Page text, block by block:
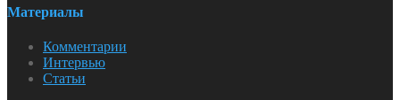
Материалы
Комментарии
Интервью
Статьи